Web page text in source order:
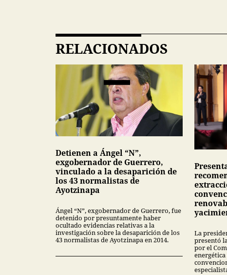
RELACIONADOS
Detienen a Ángel “N”,
exgobernador de Guerrero,
vinculado a la desaparición de
los 43 normalistas de
Ayotzinapa
Ángel “N”, exgobernador de Guerrero, fue
detenido por presuntamente haber
ocultado evidencias relativas a la
investigación sobre la desaparición de los
43 normalistas de Ayotzinapa en 2014.
La
presentó
por el